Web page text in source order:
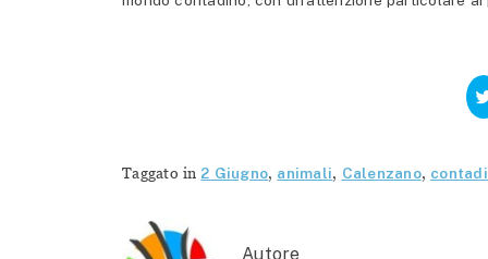
Taggato in 2 Giugno, animali, Calenzano,
Autore